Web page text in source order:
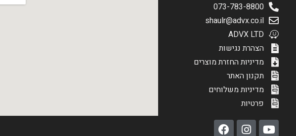
073-783-8800
shaulr@advx.co.il
ADVX LTD
הצהרת נגישות
מדיניות החזרת מוצרים
תקנון האתר
מדיניות משלוחים
פרטיות